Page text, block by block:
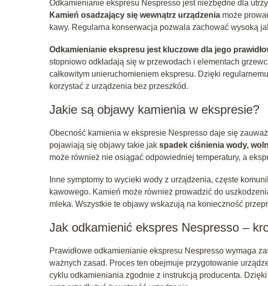
Odkamienianie ekspresu Nespresso jest niezbędne dla
Kamień osadzający się wewnątrz urządzenia może
kawy. Regularna konserwacja pozwala zachować wysoką
Odkamienianie ekspresu jest kluczowe dla jego
stopniowo odkładają się w przewodach i elementach
całkowitym unieruchomieniem ekspresu. Dzięki
korzystać z urządzenia bez przeszkód.
Jakie są objawy kamienia w ekspresie?
Obecność kamienia w ekspresie Nespresso daje się
pojawiają się objawy takie jak spadek ciśnienia wody,
może również nie osiągać odpowiedniej temperatury, a
Inne symptomy to wycieki wody z urządzenia, częste
kawowego. Kamień może również prowadzić do
mleka. Wszystkie te objawy wskazują na konieczność
Jak odkamienić ekspres Nespresso –
Prawidłowe odkamienianie ekspresu Nespresso wymaga
ważnych zasad. Proces ten obejmuje przygotowanie
cyklu odkamieniania zgodnie z instrukcją producenta.